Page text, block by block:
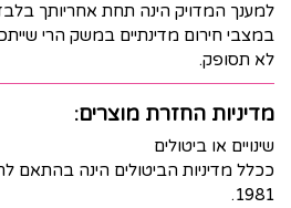
למענך המדויק הינה תחת אחריותך
במצבי חירום מדינתיים במשק הרי
לא תסופק.
מדיניות החזרת מוצרים:
שינויים או ביטולים
ככלל מדיניות הביטולים הינה בהתאם
1981.